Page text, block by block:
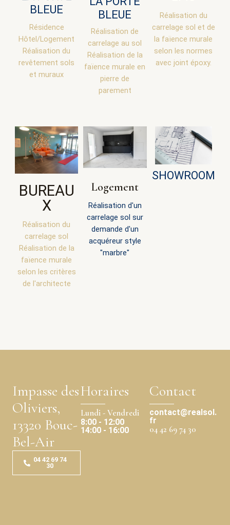
BLEUE
Résidence
Hôtel/Logement
Réalisation du
revêtement sols
et muraux
BLEUE
Réalisation de
carrelage au sol
Réalisation de la
faïence murale en
pierre de
parement
Réalisation du
carrelage sol et de
la faïence murale
selon les normes
avec joint époxy.
BUREAU
X
Réalisation du
carrelage sol
Réalisation de la
faïence murale
selon les critères
de l'architecte
Logement
Réalisation d'un
carrelage sol sur
demande d'un
acquéreur style
"marbre"
SHOWROOM
Impasse des
Oliviers,
13320 Bouc-
Bel-Air
04 42 69 74
30
Horaires
Lundi - Vendredi
8:00 - 12:00
14:00 - 16:00
Contact
contact@realsol.
fr
04 42 69 74 30